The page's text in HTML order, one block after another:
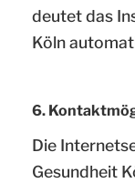
deutet das
Köln
6.
Die
Gesundheit